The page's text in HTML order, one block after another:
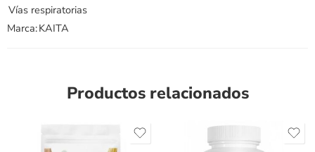
Vías respiratorias
Marca:KAITA
Productos relacionados